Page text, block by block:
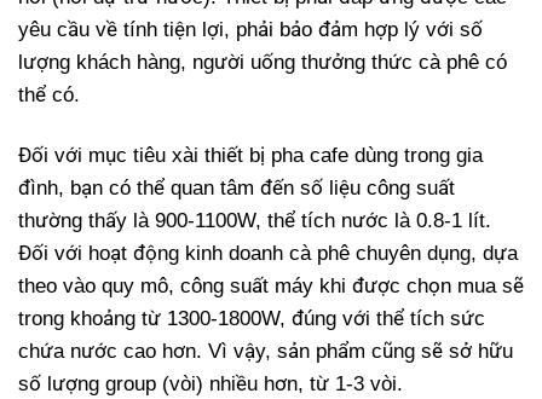
yêu cầu về tính tiện lợi, phải bảo đảm hợp lý với số
lượng khách hàng, người uống thưởng thức cà phê có
thể có.
Đối với mục tiêu xài thiết bị pha cafe dùng trong gia
đình, bạn có thể quan tâm đến số liệu công suất
thường thấy là 900-1100W, thể tích nước là 0.8-1 lít.
Đối với hoạt động kinh doanh cà phê chuyên dụng, dựa
theo vào quy mô, công suất máy khi được chọn mua sẽ
trong khoảng từ 1300-1800W, đúng với thể tích sức
chứa nước cao hơn. Vì vậy, sản phẩm cũng sẽ sở hữu
số lượng group (vòi) nhiều hơn, từ 1-3 vòi.